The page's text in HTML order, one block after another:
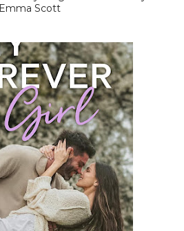
Emma Scott